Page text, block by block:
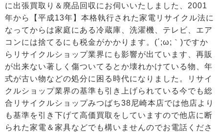
に出張買取り＆廃品回収にお伺いいたしました、2001
年から【平成13年】本格執行された家電リサイクル法に
なってからは家庭にある冷蔵庫、洗濯機、テレビ、エア
コンには捨てるにも税金がかかります。(´;ω;｀)ですか
らリサイクルショップ業界にも影響が出ています、再販
が出来ない著しく傷ついてるとか壊れかけている物、年
式が古い物などの処分に困る時代になりました。リサイ
クルショップ業界の基準も引き上げられている今でも総
合リサイクルショップみつばち38尼崎本店では他店より
も基準を引き下げて高価買取をしていますので他店に断
られた家電＆家具などでも構いませんのでお電話くださ